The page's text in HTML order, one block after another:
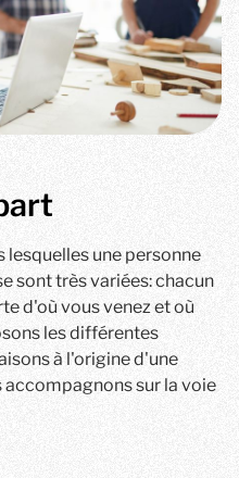
lesquelles une personne
sont très variées: chacun
d'où vous venez et où
les différentes
à l'origine d'une
sur la voie